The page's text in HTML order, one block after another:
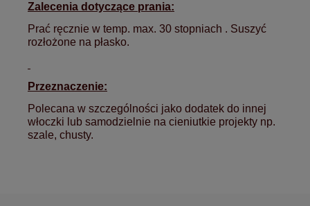
Zalecenia dotyczące prania:
Prać ręcznie w temp. max. 30 stopniach . Suszyć
rozłożone na płasko.
Przeznaczenie:
Polecana w szczególności jako dodatek do innej
włoczki lub samodzielnie na cieniutkie projekty np.
szale, chusty.